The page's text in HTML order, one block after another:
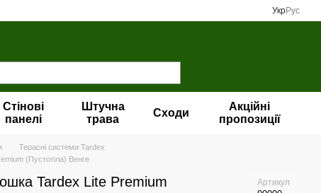
УкрРус
Стінові
панелі
Штучна
трава
Сходи
Акційні
пропозиції
Терасні системи Tardex
(Пустотіла) Венге
Tardex Lite Premium
Артикул